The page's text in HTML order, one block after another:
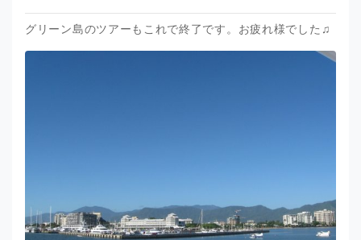
グリーン島のツアーもこれで終了です。お疲れ様でした♫